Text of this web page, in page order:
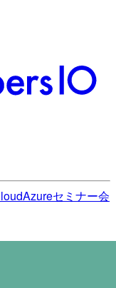
Azureセミナー会